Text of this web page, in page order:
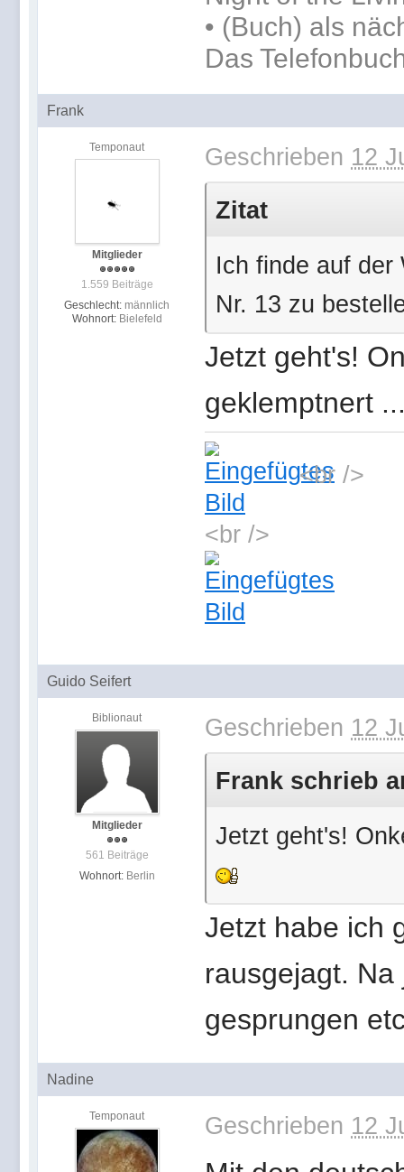
• (Buch) als
Das
Frank
Temponaut
Mitglieder
1.559 Beiträge
Geschlecht: männlich
Wohnort: Bielefeld
Geschrieben 12
Zitat
Ich finde auf der
Nr. 13 zu
Jetzt geht's!
geklemptnert
<br />
<br />
Guido Seifert
Biblionaut
Mitglieder
561 Beiträge
Wohnort: Berlin
Geschrieben 12
Frank schrieb
Jetzt geht's!
Jetzt habe ich
rausgejagt.
gesprungen
Nadine
Temponaut Geschrieben 12